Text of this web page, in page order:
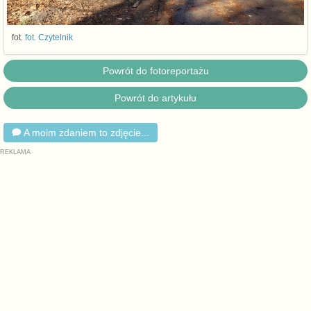
fot. fot. Czytelnik
Powrót do fotoreportażu
Powrót do artykułu
A moim zdaniem to zdjęcie...